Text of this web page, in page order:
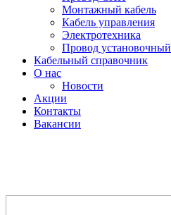
Монтажный кабель
Кабель управления
Электротехника
Провод установочный
Кабельный справочник
О нас
Новости
Акции
Контакты
Вакансии